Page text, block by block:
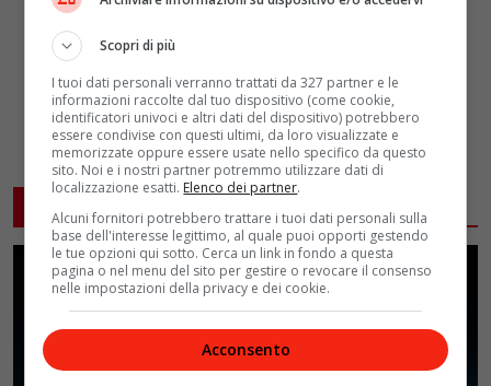
Scopri di più
I tuoi dati personali verranno trattati da 327 partner e le
informazioni raccolte dal tuo dispositivo (come cookie,
identificatori univoci e altri dati del dispositivo) potrebbero
essere condivise con questi ultimi, da loro visualizzate e
memorizzate oppure essere usate nello specifico da questo
sito. Noi e i nostri partner potremmo utilizzare dati di
localizzazione esatti. Elenco dei partner.
Alcuni fornitori potrebbero trattare i tuoi dati personali sulla
base dell'interesse legittimo, al quale puoi opporti gestendo
le tue opzioni qui sotto. Cerca un link in fondo a questa
pagina o nel menu del sito per gestire o revocare il consenso
nelle impostazioni della privacy e dei cookie.
Acconsento